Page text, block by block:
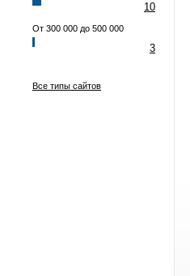
10
От 300 000 до 500 000
3
Все типы сайтов